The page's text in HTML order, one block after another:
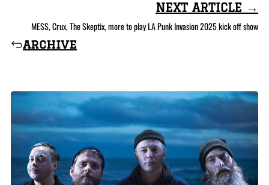
archive
NEXT ARTICLE →
MESS, Crux, The Skeptix, more to play LA Punk Invasion 2025 kick off show